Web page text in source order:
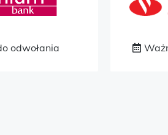
odwołania